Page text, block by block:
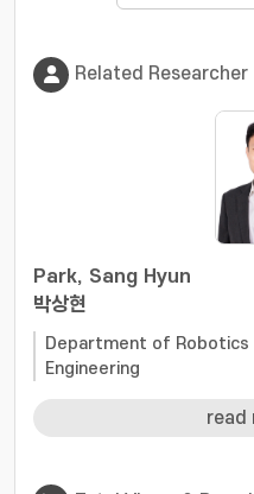
Related Researcher
Park, Sang Hyun
박상현
Department of Robotics
Engineering
read